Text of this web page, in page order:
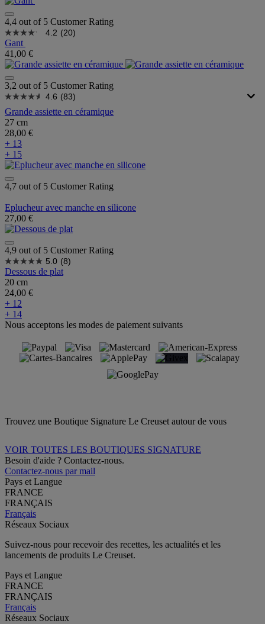
4,4 out of 5 Customer Rating
4.2 (20)
Gant
41,00 €
3,2 out of 5 Customer Rating
4.6 (83)
Grande assiette en céramique
27 cm
28,00 €
+ 13
+ 15
4,7 out of 5 Customer Rating
Eplucheur avec manche en silicone
27,00 €
4,9 out of 5 Customer Rating
5.0 (8)
Dessous de plat
20 cm
24,00 €
+ 12
+ 14
Nous acceptons les modes de paiement suivants
Trouvez une Boutique Signature Le Creuset autour de vous
VOIR TOUTES LES BOUTIQUES SIGNATURE
Besoin d'aide ? Contactez-nous.
Contactez-nous par mail
Pays et Langue
FRANCE
FRANÇAIS
Français
Réseaux Sociaux
Suivez-nous pour recevoir des recettes, les actualités et les
lancements de produits Le Creuset.
Pays et Langue
FRANCE
FRANÇAIS
Français
Réseaux Sociaux